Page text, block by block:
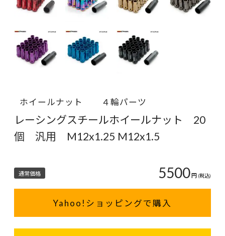
ホイールナット ４輪パーツ
レーシングスチールホイールナット 20
個 汎用 M12x1.25 M12x1.5
通常価格 5500円 (税込)
Yahoo!ショッピングで購入